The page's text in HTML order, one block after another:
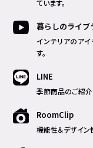
ています。
暮らしのライブ
インテリアのア
す。
LINE
季節商品のご紹介
RoomClip
機能性＆デザイン